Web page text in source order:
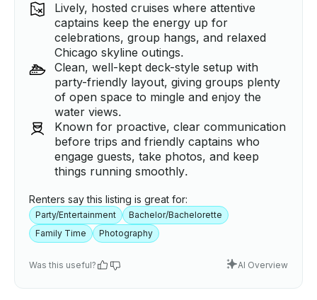
Lively, hosted cruises where attentive
captains keep the energy up for
celebrations, group hangs, and relaxed
Chicago skyline outings.
Clean, well-kept deck-style setup with
party-friendly layout, giving groups plenty
of open space to mingle and enjoy the
water views.
Known for proactive, clear communication
before trips and friendly captains who
engage guests, take photos, and keep
things running smoothly.
Renters say this listing is great for:
Party/Entertainment
Bachelor/Bachelorette
Family Time
Photography
Was this useful? AI Overview